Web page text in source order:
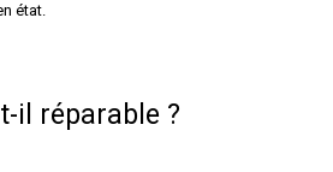
état.
il réparable ?